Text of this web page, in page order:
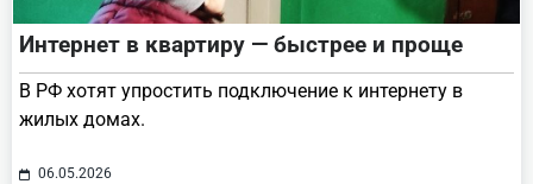
Интернет в квартиру — быстрее и проще
В РФ хотят упростить подключение к интернету в
жилых домах.
06.05.2026